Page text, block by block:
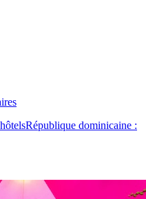
République dominicaine :